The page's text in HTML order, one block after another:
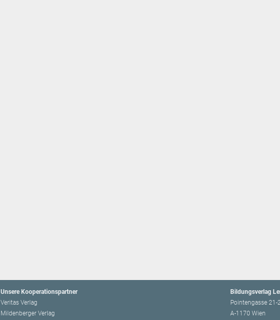
Unsere Kooperationspartner
Veritas Verlag
Mildenberger Verlag
Bildungsverlag
Pointengasse 21-
A-1170 Wien